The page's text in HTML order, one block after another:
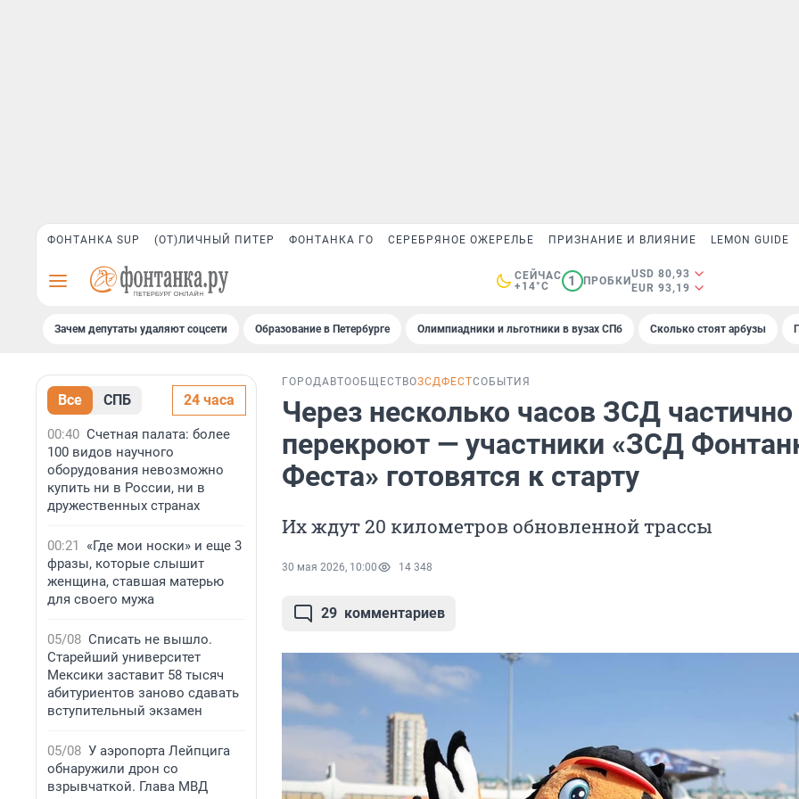
ФОНТАНКА SUP (ОТ)ЛИЧНЫЙ ПИТЕР ФОНТАНКА ГО СЕРЕБРЯНОЕ ОЖЕРЕЛЬЕ ПРИЗНАНИЕ И ВЛИЯНИЕ LEMON GUIDE
СЕЙЧАС
+14°C
1 ПРОБКИ
USD 80,93
EUR 93,19
Зачем депутаты удаляют соцсети Образование в Петербурге Олимпиадники и льготники в вузах СПб Сколько стоят арбузы
Все СПБ 24 часа
00:40 Счетная палата: более
100 видов научного
оборудования невозможно
купить ни в России, ни в
дружественных странах
00:21
«Где мои носки» и еще 3
фразы, которые слышит
женщина, ставшая матерью
для своего мужа
05/08 Списать не вышло.
Старейший университет
Мексики заставит 58 тысяч
абитуриентов заново сдавать
вступительный экзамен
05/08 У аэропорта Лейпцига
обнаружили дрон со
взрывчаткой. Глава МВД
ГОРОДАВТООБЩЕСТВОЗСДФЕСТСОБЫТИЯ
Через несколько часов ЗСД частично
перекроют — участники «ЗСД
Феста» готовятся к старту
Их ждут 20 километров обновленной трассы
30 мая 2026, 10:00 14 348
29 комментариев